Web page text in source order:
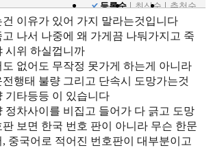
등록순
최신순 추천순
건 이유가 있어 가지 말라는것입니다
나서 나중에 왜 가게끔 나둬가지고 죽
시위 하실껍니까
도 없어도 무작정 못가게 하는게 아니라
행태 불량 그리고 단속시 도망가는것
기타등등 이 있습니다
정차사이를 비집고 들어가 다 긁고 도망
보면 한국 번호 판이 아니라 무슨 한문
, 중국어로 적어진 번호판이 대부분이고